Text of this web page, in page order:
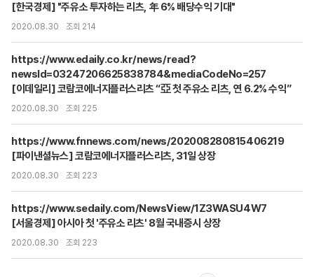
[한국경제] "주유소 투자하는 리츠, 年 6% 배당수익 기대"
2020.08.30 조회 214
https://www.edaily.co.kr/news/read?
newsId=03247206625838784&mediaCodeNo=257
[이데일리] 코람코에너지플러스리츠 “亞 첫 주유소 리츠, 연 6.2% 수익”
2020.08.30 조회 225
https://www.fnnews.com/news/202008280815406219
[파이낸셜뉴스] 코람코에너지플러스리츠, 31일 상장
2020.08.30 조회 223
https://www.sedaily.com/NewsView/1Z3WASU4W7
[서울경제] 아시아 첫 '주유소 리츠' 8월 국내증시 상장
2020.08.30 조회 223